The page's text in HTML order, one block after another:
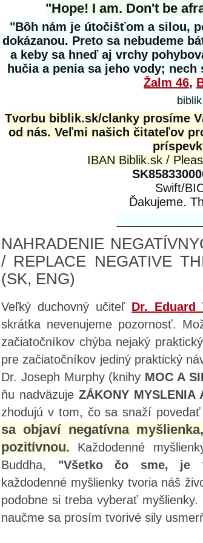
"Hope! I am. Don't be
"Bôh nám je útočišťom a silou,
dokázanou. Preto sa nebudeme
a keby sa hneď aj vrchy
hučia a penia sa jeho vody;
Žalm 46,
Tvorbu biblik.sk/clanky prosíme
od nás. Veľmi našich čitateľov
IBAN Biblik.sk /
Swift/
Ďakujeme.
NAHRADENIE
/ REPLACE NEGATIVE
(SK, ENG)
Veľký duchovný učiteľ Dr. Eduard
skrátka nevenujeme pozornosť.
začiatočníkov chýba nejaký
pre začiatočníkov jediný praktický
Dr. Joseph Murphy (knihy MOC A
ňu nadväzuje ZÁKONY MYSLENIA
zhodujú v tom, čo sa snaží
sa objaví negatívna
pozitívnou. Každodenné
Buddha, "Všetko čo sme, je
každodenné myšlienky tvoria náš
podobne si treba vyberať myšlienky.
naučme sa prosím tvorivé sily